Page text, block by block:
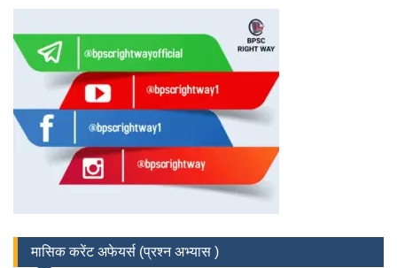
मासिक करेंट अफेयर्स (प्रश्न अभ्यास )